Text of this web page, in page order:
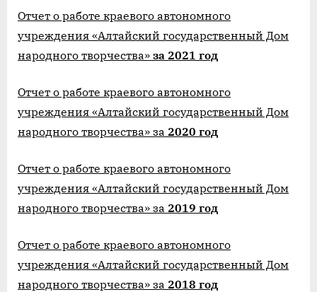
Отчет о работе краевого автономного
учреждения «Алтайский государственный Дом
народного творчества» за 2021 год
Отчет о работе краевого автономного
учреждения «Алтайский государственный Дом
народного творчества» за 2020 год
Отчет о работе краевого автономного
учреждения «Алтайский государственный Дом
народного творчества» за 2019 год
Отчет о работе краевого автономного
учреждения «Алтайский государственный Дом
народного творчества» за 2018 год